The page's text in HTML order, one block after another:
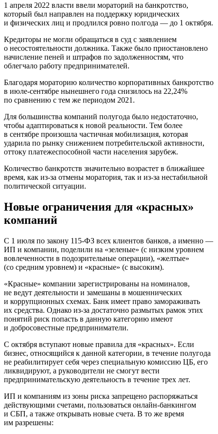
1 апреля 2022 власти ввели мораторий на банкротство,
который был направлен на поддержку юридических
и физических лиц и продлился ровно полгода — до 1 октября.
Кредиторы не могли обращаться в суд с заявлением
о несостоятельности должника. Также было приостановлено
начисление пеней и штрафов по задолженностям, что
облегчало работу предпринимателей.
Благодаря мораторию количество корпоративных банкротство
в июле-сентябре нынешнего года снизилось на 22,24%
по сравнению с тем же периодом 2021.
Для большинства компаний полугода было недостаточно,
чтобы адаптироваться к новой реальности. Тем более
в сентябре произошла частичная мобилизация, которая
ударила по рынку снижением потребительской активности,
оттоку платежеспособной части населения зарубеж.
Количество банкротств значительно возрастет в ближайшее
время, как из-за отмены моратория, так и из-за нестабильной
политической ситуации.
Новые ограничения для «красных»
компаний
С 1 июля по закону 115-ФЗ всех клиентов банков, а именно —
ИП и компании, поделили на «зеленые» (с низким уровнем
вовлеченности в подозрительные операции), «желтые»
(со средним уровнем) и «красные» (с высоким).
«Красные» компании зарегистрированы на номиналов,
не ведут деятельности и замешаны в мошеннических
и коррупционных схемах. Банк имеет право замораживать
их средства. Однако из-за достаточно размытых рамок этих
понятий риск попасть в данную категорию имеют
и добросовестные предприниматели.
С октября вступают новые правила для «красных». Если
бизнес, относящийся к данной категории, в течение полугода
не реабилитирует себя через специальную комиссию ЦБ, его
ликвидируют, а руководители не смогут вести
предпринимательскую деятельность в течение трех лет.
ИП и компаниям из зоны риска запрещено распоряжаться
действующими счетами, пользоваться онлайн-банкингом
и СБП, а также открывать новые счета. В то же время
им разрешены: